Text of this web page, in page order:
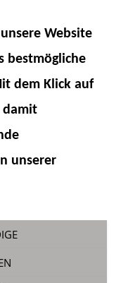
Website
bestmögliche
dem Klick auf
damit
unserer